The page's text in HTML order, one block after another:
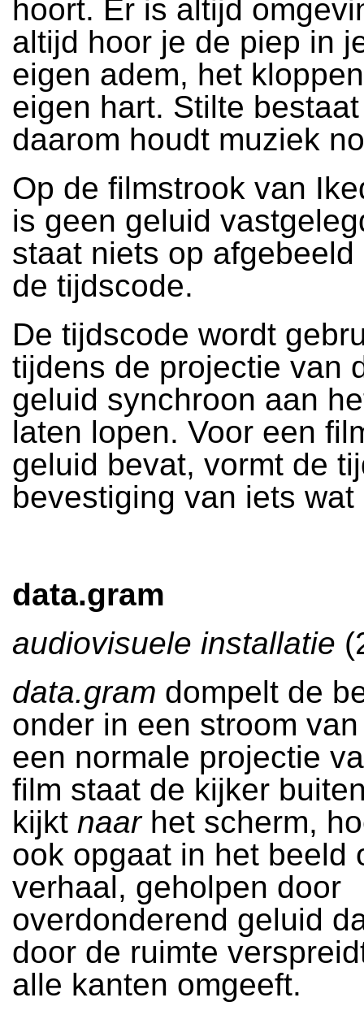
hoort. Er is altijd
altijd hoor je de piep in
eigen adem, het
eigen hart. Stilte
daarom houdt muziek
Op de filmstrook van
is geen geluid
staat niets op afgebeeld
de tijdscode.
De tijdscode wordt
tijdens de projectie van
geluid synchroon aan
laten lopen. Voor een
geluid bevat, vormt de
bevestiging van iets
data.gram
audiovisuele installatie
data.gram dompelt de
onder in een stroom
een normale projectie
film staat de kijker
kijkt naarhet scherm,
ook opgaat in het beeld
verhaal, geholpen door
overdonderend geluid
door de ruimte
alle kanten omgeeft.